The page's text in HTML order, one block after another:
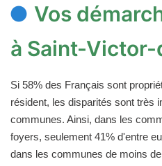
Vos
à Saint-
Si 58% des Français sont
résident, les disparités sont très
communes. Ainsi, dans les
foyers, seulement 41% d'entre
dans les communes de moins